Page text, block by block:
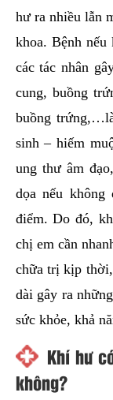
hư ra nhiều lẫn
khoa. Bệnh
các tác nhân
cung, buồng
buồng
sinh – hiếm
ung thư âm
dọa nếu
điểm. Do đó,
chị em cần
chữa trị kịp
dài gây ra
sức khỏe, khả
Khí hư
không?